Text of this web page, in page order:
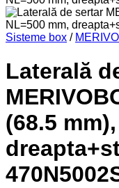
Sisteme box /
Laterală
(68.5